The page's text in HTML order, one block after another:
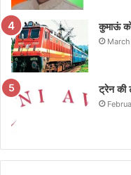
कुमाऊं
ट्रेन की